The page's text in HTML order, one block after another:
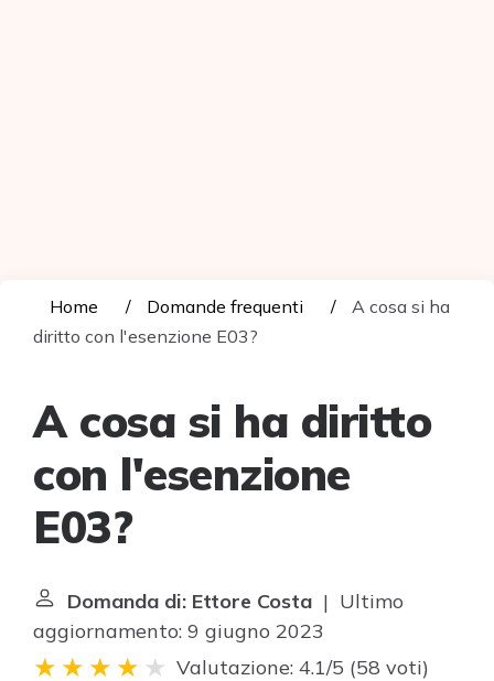
Home Domande frequenti
A cosa si ha
diritto con l'esenzione E03?
A cosa si ha diritto
con l'esenzione
E03?
Domanda di: Ettore Costa | Ultimo
aggiornamento: 9 giugno 2023
Valutazione: 4.1/5 (58 voti)